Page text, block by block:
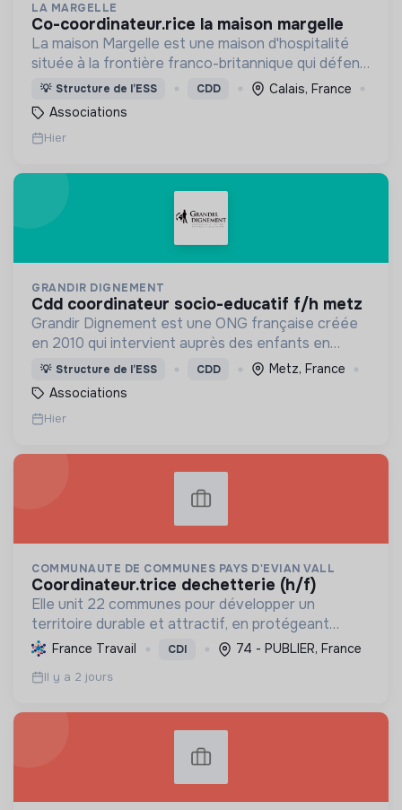
LA MARGELLE
co-coordinateur.rice la maison margelle
La maison Margelle est une maison d'hospitalité
située à la frontière franco-britannique qui défend
quotidiennement les valeurs d'accueil auprès des
personnes en situation d'errance.
💡 Structure de l’ESS CDD
Calais, France
Associations
Hier
GRANDIR DIGNEMENT
cdd coordinateur socio-educatif f/h metz
Grandir Dignement est une ONG française créée
en 2010 qui intervient auprès des enfants en
conflit avec la loi.
💡 Structure de l’ESS CDD
Metz, France
Associations
Hier
COMMUNAUTE DE COMMUNES PAYS D'EVIAN VALL
coordinateur.trice dechetterie (h/f)
Elle unit 22 communes pour développer un
territoire durable et attractif, en protégeant
l'environnement, offrant des services essentiels,
et favorisant une économie circulaire pour ses 39
000 habitant...
France Travail CDI 74 - PUBLIER, France
Il y a 2 jours